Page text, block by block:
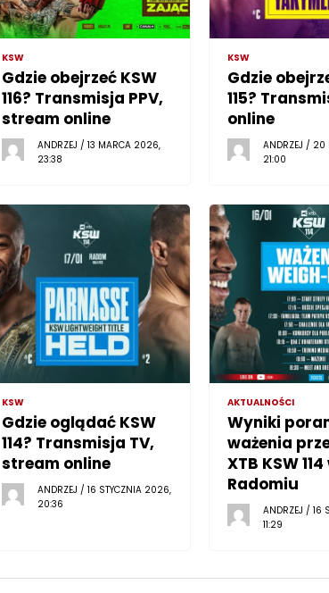
KSW
Gdzie obejrzeć KSW
116? Transmisja PPV,
stream online
ANDRZEJ / 13 MARCA 2026,
23:38
KSW
Gdzie
115?
online
ANDRZEJ / 20
21:00
KSW
Gdzie oglądać KSW
114? Transmisja TV,
stream online
ANDRZEJ / 16 STYCZNIA 2026,
20:36
AKTUALNOŚCI
Wyniki
ważenia
XTB KSW
Radomiu
ANDRZEJ / 16
11:29